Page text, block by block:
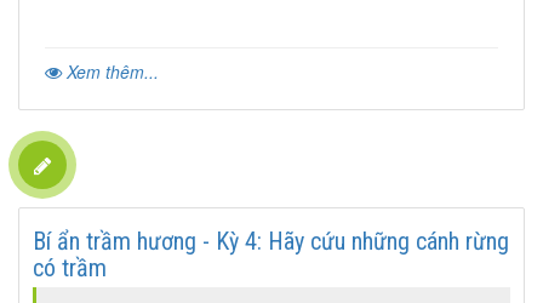
Xem thêm...
Bí ẩn trầm hương - Kỳ 4: Hãy cứu những cánh rừng
có trầm